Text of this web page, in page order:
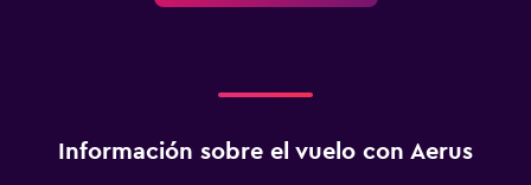
Información sobre el vuelo con Aerus